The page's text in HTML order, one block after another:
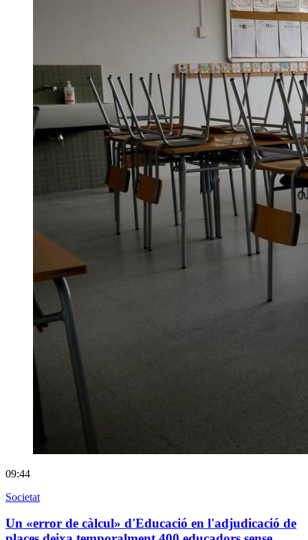
09:44
Societat
Un «error de càlcul» d'Educació en l'adjudicació de